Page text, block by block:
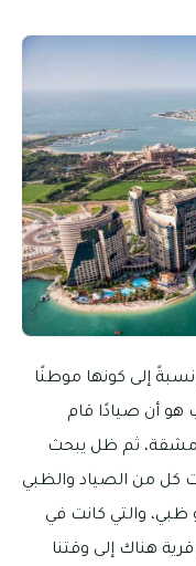
إلى كونها موطنًا
هو أن صيادًا قام
مشقة، ثم ظل يبحث
كل من الصياد والظبي
ظبي، والتي كانت في
هناك إلى وقتنا